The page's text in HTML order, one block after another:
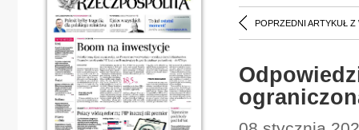
POPRZEDNI ARTYKUŁ Z